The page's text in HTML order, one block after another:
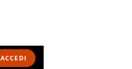
ACCEDI